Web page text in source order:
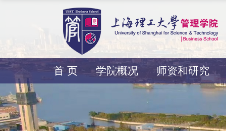
首 页 学院概况 师资和研究